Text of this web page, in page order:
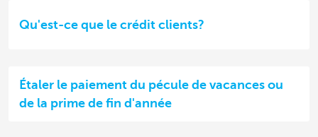
Qu'est-ce que le crédit clients?
Étaler le paiement du pécule de vacances ou
de la prime de fin d'année